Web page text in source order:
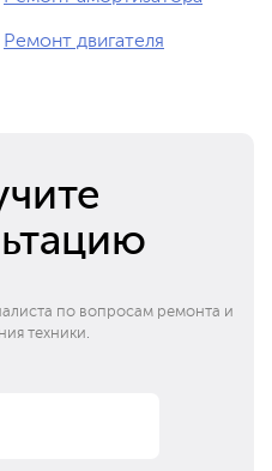
Ремонт двигателя
по вопросам ремонта и
техники.